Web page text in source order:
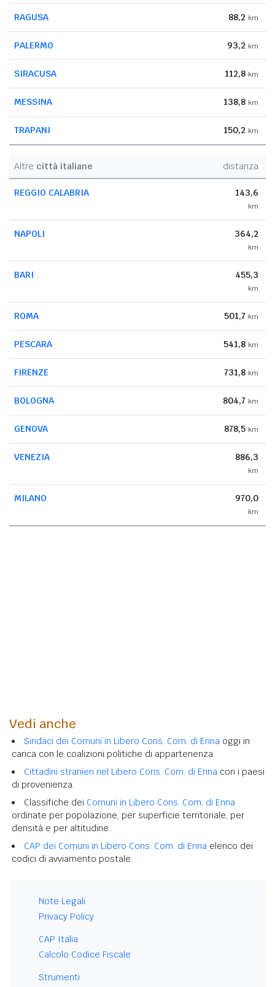
RAGUSA 88,2 km
PALERMO 93,2 km
SIRACUSA 112,8 km
MESSINA 138,8 km
TRAPANI 150,2 km
Altre città italiane distanza
REGGIO CALABRIA 143,6
km
NAPOLI 364,2
km
BARI 455,3
km
ROMA 501,7 km
PESCARA 541,8 km
FIRENZE 731,8 km
BOLOGNA 804,7 km
GENOVA 878,5 km
VENEZIA 886,3
km
MILANO 970,0
km
Vedi anche
Sindaci dei Comuni in Libero Cons. Com. di Enna oggi in
carica con le coalizioni politiche di appartenenza.
Cittadini stranieri nel Libero Cons. Com. di Enna con i paesi
di provenienza.
Classifiche dei Comuni in Libero Cons. Com. di Enna
ordinate per popolazione, per superficie territoriale, per
densità e per altitudine.
CAP dei Comuni in Libero Cons. Com. di Enna elenco dei
codici di avviamento postale.
Note Legali
Privacy Policy
CAP Italia
Calcolo Codice Fiscale
Strumenti